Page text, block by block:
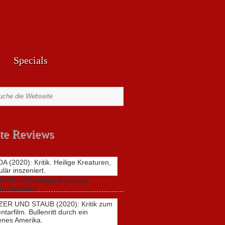
Specials
Reviews
Kritik. Heilige Kreaturen,
inszeniert.
GUNDA
(2020):
Kritik.